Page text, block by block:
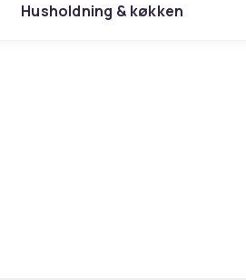
Husholdning & køkken